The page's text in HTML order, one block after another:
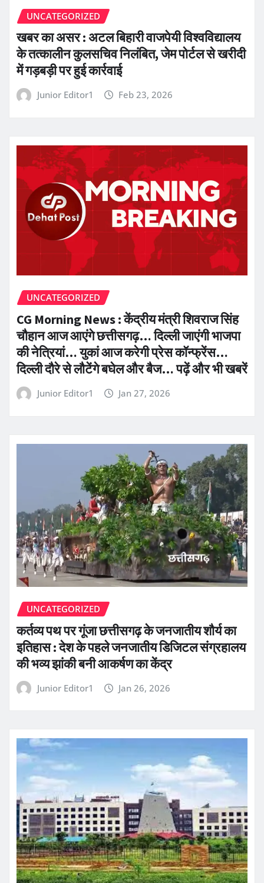
UNCATEGORIZED
खबर का असर : अटल बिहारी वाजपेयी विश्वविद्यालय
के तत्कालीन कुलसचिव निलंबित, जेम पोर्टल से खरीदी
में गड़बड़ी पर हुई कार्रवाई
Junior Editor1 Feb 23, 2026
UNCATEGORIZED
CG Morning News : केंद्रीय मंत्री शिवराज सिंह
चौहान आज आएंगे छत्तीसगढ़… दिल्ली जाएंगी भाजपा
की नेत्रियां… युकां आज करेगी प्रेस कॉन्फ्रेंस…
दिल्ली दौरे से लौटेंगे बघेल और बैज… पढ़ें और भी खबरें
Junior Editor1 Jan 27, 2026
UNCATEGORIZED
कर्तव्य पथ पर गूंजा छत्तीसगढ़ के जनजातीय शौर्य का
इतिहास : देश के पहले जनजातीय डिजिटल संग्रहालय
की भव्य झांकी बनी आकर्षण का केंद्र
Junior Editor1 Jan 26, 2026